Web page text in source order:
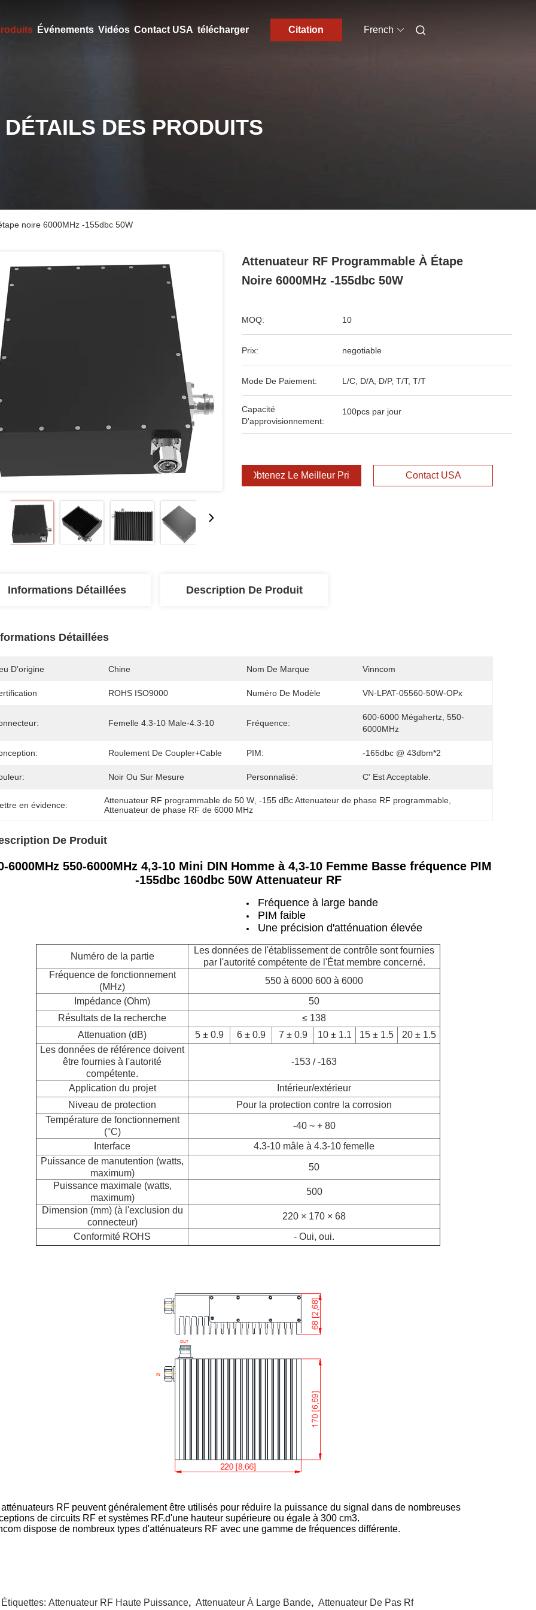
Événements Vidéos Contact USA télécharger Citation French
DÉTAILS DES PRODUITS
noire 6000MHz -155dbc 50W
Attenuateur RF Programmable À Étape
Noire 6000MHz -155dbc 50W
MOQ: 10
Prix: negotiable
Mode De Paiement: L/C, D/A, D/P, T/T, T/T
Capacité
D'approvisionnement:
100pcs par jour
Obtenez Le Meilleur Prix Contact USA
Informations Détaillées Description De Produit
Détaillées
D'origine Chine Nom De Marque Vinncom
ROHS ISO9000 Numéro De Modèle VN-LPAT-05560-50W-OPx
Femelle 4.3-10 Male-4.3-10 Fréquence:
600-6000 Mégahertz, 550-
6000MHz
Roulement De Coupler+Cable PIM: -165dbc @ 43dbm*2
Noir Ou Sur Mesure Personnalisé: C' Est Acceptable.
en évidence: Attenuateur RF programmable de 50 W , -155 dBc Attenuateur de phase RF programmable
Attenuateur de phase RF de 6000 MHz
De Produit
6000MHz 550-6000MHz 4,3-10 Mini DIN Homme à 4,3-10 Femme Basse fréquence PIM
-155dbc 160dbc 50W Attenuateur RF
Fréquence à large bande
PIM faible
Une précision d'atténuation élevée
Numéro de la partie
Les données de l'établissement de contrôle sont fournies
par l'autorité compétente de l'État membre concerné.
Fréquence de fonctionnement
(MHz)
550 à 6000 600 à 6000
Impédance (Ohm)
50
Résultats de la recherche
≤ 138
Attenuation (dB)
5 ± 0.9 6 ± 0.9 7 ± 0.9 10 ± 1.1 15 ± 1.5
20 ± 1.5
Les données de référence doivent
être fournies à l'autorité
compétente.
-153 / -163
Application du projet
Intérieur/extérieur
Niveau de protection
Pour la protection contre la corrosion
Température de fonctionnement
(°C)
-40 ~ + 80
Interface
4.3-10 mâle à 4.3-10 femelle
Puissance de manutention (watts,
maximum)
50
Puissance maximale (watts,
maximum)
500
Dimension (mm) (à l'exclusion du
connecteur)
220 × 170 × 68
Conformité ROHS
- Oui, oui.
atténuateurs RF peuvent généralement être utilisés pour réduire la puissance du signal dans de nombreuses
de circuits RF et systèmes RF.d'une hauteur supérieure ou égale à 300 cm3.
dispose de nombreux types d'atténuateurs RF avec une gamme de fréquences différente.
Étiquettes: Attenuateur RF Haute Puissance, Attenuateur À Large Bande, Attenuateur De Pas Rf